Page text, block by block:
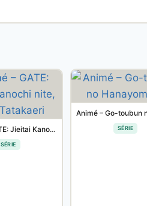
Animé – GATE: Jieitai Kanochi nite, Kaku Tatakaeri
SÉRIE
SÉRIE